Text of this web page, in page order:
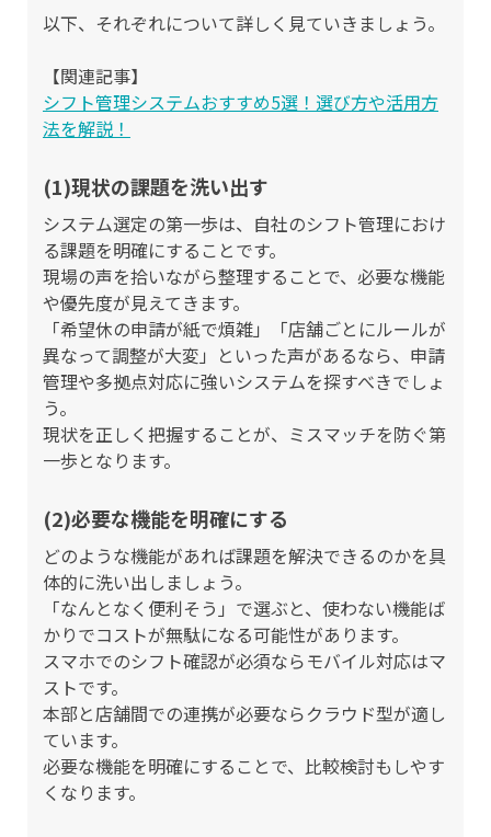
以下、それぞれについて詳しく見ていきましょう。
【関連記事】
シフト管理システムおすすめ5選！選び方や活用方
法を解説！
(1)現状の課題を洗い出す
システム選定の第一歩は、自社のシフト管理におけ
る課題を明確にすることです。
現場の声を拾いながら整理することで、必要な機能
や優先度が見えてきます。
「希望休の申請が紙で煩雑」「店舗ごとにルールが
異なって調整が大変」といった声があるなら、申請
管理や多拠点対応に強いシステムを探すべきでしょ
う。
現状を正しく把握することが、ミスマッチを防ぐ第
一歩となります。
(2)必要な機能を明確にする
どのような機能があれば課題を解決できるのかを具
体的に洗い出しましょう。
「なんとなく便利そう」で選ぶと、使わない機能ば
かりでコストが無駄になる可能性があります。
スマホでのシフト確認が必須ならモバイル対応はマ
ストです。
本部と店舗間での連携が必要ならクラウド型が適し
ています。
必要な機能を明確にすることで、比較検討もしやす
くなります。